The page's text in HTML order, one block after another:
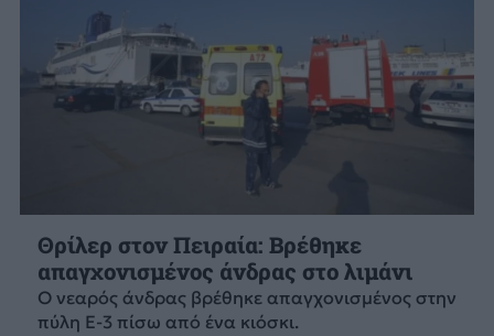
Θρίλερ στον Πειραία: Βρέθηκε
απαγχονισμένος άνδρας στο λιμάνι
Ο νεαρός άνδρας βρέθηκε απαγχονισμένος στην
πύλη Ε-3 πίσω από ένα κιόσκι.